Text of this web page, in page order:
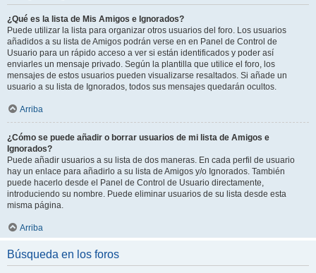
¿Qué es la lista de Mis Amigos e Ignorados?
Puede utilizar la lista para organizar otros usuarios del foro. Los usuarios
añadidos a su lista de Amigos podrán verse en en Panel de Control de
Usuario para un rápido acceso a ver si están identificados y poder así
enviarles un mensaje privado. Según la plantilla que utilice el foro, los
mensajes de estos usuarios pueden visualizarse resaltados. Si añade un
usuario a su lista de Ignorados, todos sus mensajes quedarán ocultos.
Arriba
¿Cómo se puede añadir o borrar usuarios de mi lista de Amigos e
Ignorados?
Puede añadir usuarios a su lista de dos maneras. En cada perfil de usuario
hay un enlace para añadirlo a su lista de Amigos y/o Ignorados. También
puede hacerlo desde el Panel de Control de Usuario directamente,
introduciendo su nombre. Puede eliminar usuarios de su lista desde esta
misma página.
Arriba
Búsqueda en los foros